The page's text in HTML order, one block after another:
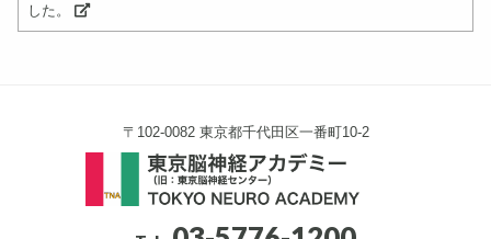
した。
〒102-0082 東京都千代田区一番町10-2